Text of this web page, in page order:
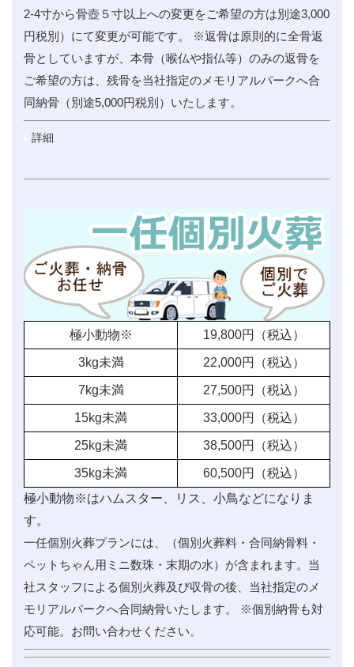
2-4寸から骨壺５寸以上への変更をご希望の方は別途3,000
円税別）にて変更が可能です。 ※返骨は原則的に全骨返
骨としていますが、本骨（喉仏や指仏等）のみの返骨を
ご希望の方は、残骨を当社指定のメモリアルパークへ合
同納骨（別途5,000円税別）いたします。
詳細
極小動物※ 19,800円（税込）
3kg未満 22,000円（税込）
7kg未満 27,500円（税込）
15kg未満 33,000円（税込）
25kg未満 38,500円（税込）
35kg未満 60,500円（税込）
極小動物※はハムスター、リス、小鳥などになりま
す。
一任個別火葬プランには、（個別火葬料・合同納骨料・
ペットちゃん用ミニ数珠・末期の水）が含まれます。当
社スタッフによる個別火葬及び収骨の後、当社指定のメ
モリアルパークへ合同納骨いたします。 ※個別納骨も対
応可能。お問い合わせください。